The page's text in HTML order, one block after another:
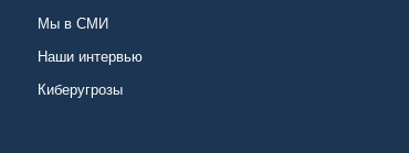
Мы в СМИ
Наши интервью
Киберугрозы